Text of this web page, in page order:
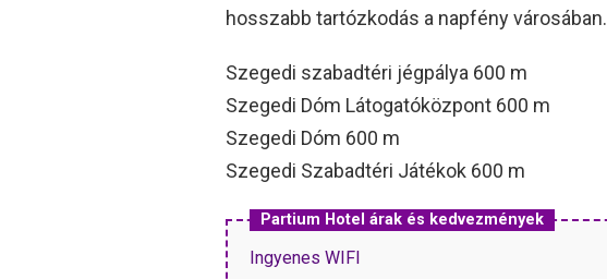
hosszabb tartózkodás a napfény városában.
Szegedi szabadtéri jégpálya 600 m
Szegedi Dóm Látogatóközpont 600 m
Szegedi Dóm 600 m
Szegedi Szabadtéri Játékok 600 m
Partium Hotel árak és kedvezmények
Ingyenes WIFI